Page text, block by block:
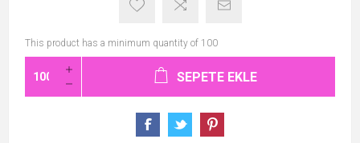
This product has a minimum quantity of 100
SEPETE EKLE